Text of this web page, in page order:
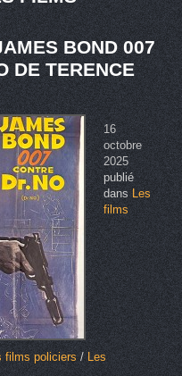
BOND 007
DE TERENCE
16
octobre
2025
publié
dansLes
films
films policiers/ Les